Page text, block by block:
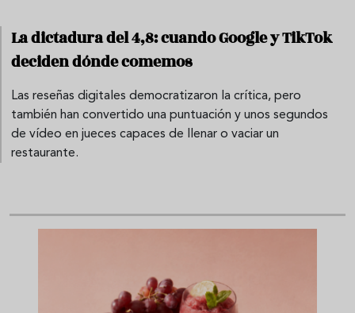
La dictadura del 4,8: cuando Google y TikTok
deciden dónde comemos
Las reseñas digitales democratizaron la crítica, pero
también han convertido una puntuación y unos segundos
de vídeo en jueces capaces de llenar o vaciar un
restaurante.